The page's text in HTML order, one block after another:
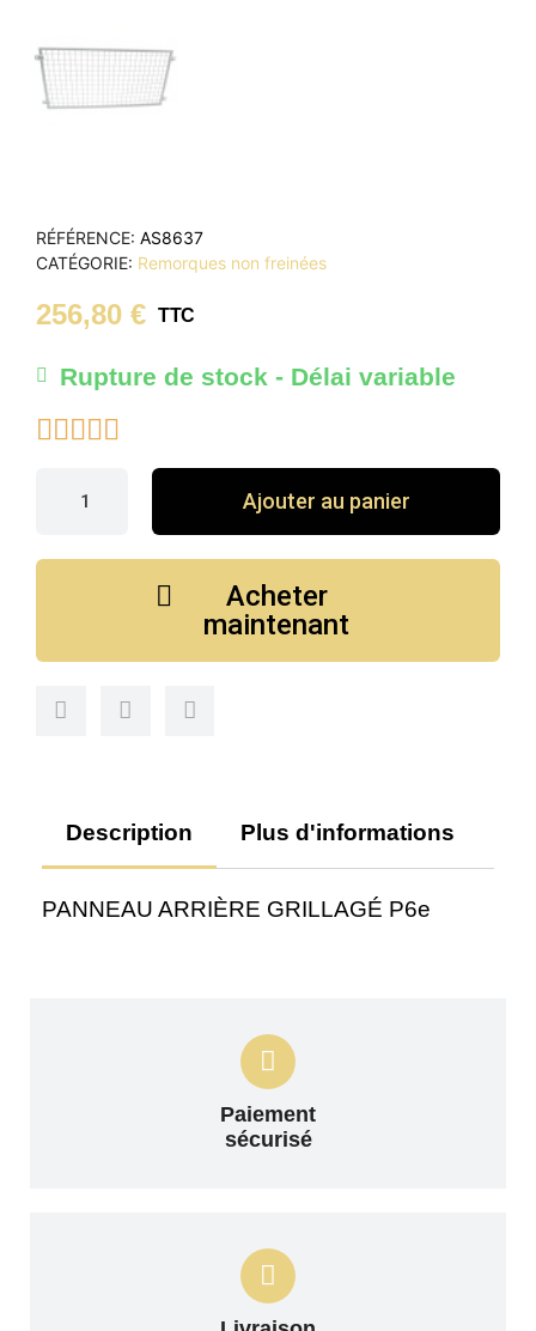
RÉFÉRENCE AS8637
CATÉGORIE Remorques non freinées
256,80 € TTC
Rupture de stock - Délai variable

Ajouter au panier
Acheter
maintenant
Description Plus d'informations
PANNEAU ARRIÈRE GRILLAGÉ P6e
Paiement
sécurisé